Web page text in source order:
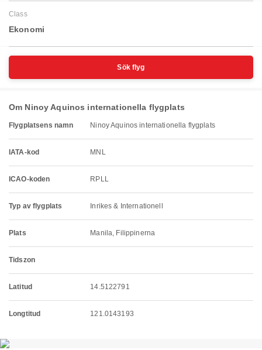
Class
Ekonomi
Sök flyg
Om Ninoy Aquinos internationella flygplats
Flygplatsens namn Ninoy Aquinos internationella flygplats
IATA-kod MNL
ICAO-koden RPLL
Typ av flygplats Inrikes & Internationell
Plats Manila, Filippinerna
Tidszon
Latitud 14.5122791
Longtitud 121.0143193